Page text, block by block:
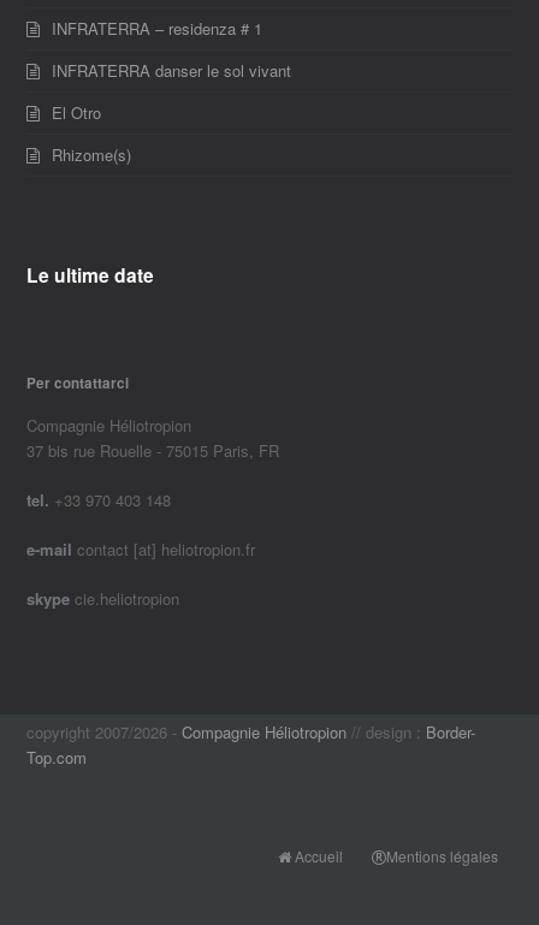
INFRATERRA – residenza # 1
INFRATERRA danser le sol vivant
El Otro
Rhizome(s)
Le ultime date
Per contattarci
Compagnie Héliotropion
37 bis rue Rouelle - 75015 Paris, FR
tel. +33 970 403 148
e-mail contact [at] heliotropion.fr
skype cie.heliotropion
copyright 2007/2026 -Compagnie Héliotropion // design : Border-
Top.com
Mentions légales
Accueil